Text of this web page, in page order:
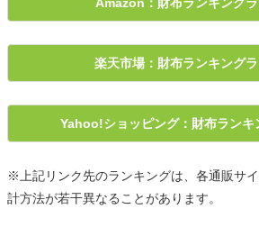
楽天市場：財布ランキング
Yahoo!ショッピング：財布ランキ
※上記リンク先のランキングは、各通販サ
計方法が若干異なることがあります。